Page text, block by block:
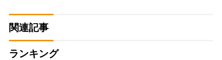
関連記事
ランキング